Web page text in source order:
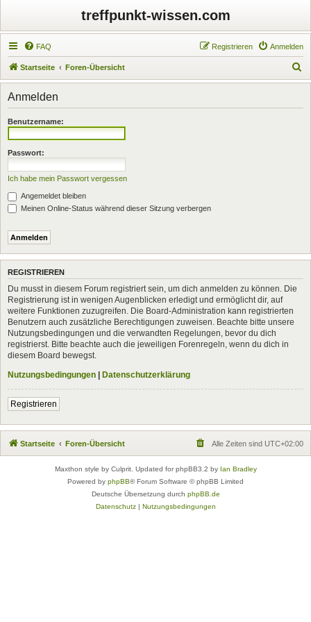
treffpunkt-wissen.com
FAQ Anmelden
Registrieren
Startseite Foren-Übersicht
u
Anmelden
Benutzername:
Passwort:
Ich habe mein Passwort vergessen
Angemeldet bleiben
Meinen Online-Status während dieser Sitzung verbergen
REGISTRIEREN
Du musst in diesem Forum registriert sein, um dich anmelden zu können. Die
Registrierung ist in wenigen Augenblicken erledigt und ermöglicht dir, auf
weitere Funktionen zuzugreifen. Die Board-Administration kann registrierten
Benutzern auch zusätzliche Berechtigungen zuweisen. Beachte bitte unsere
Nutzungsbedingungen und die verwandten Regelungen, bevor du dich
registrierst. Bitte beachte auch die jeweiligen Forenregeln, wenn du dich in
diesem Board bewegst.
Nutzungsbedingungen | Datenschutzerklärung
Registrieren
Startseite Foren-Übersicht Alle Zeiten sind UTC+02:00
Maxthon style by Culprit. Updated for phpBB3.2 by Ian Bradley
Powered by phpBB® Forum Software © phpBB Limited
Deutsche Übersetzung durch phpBB.de
Datenschutz| Nutzungsbedingungen